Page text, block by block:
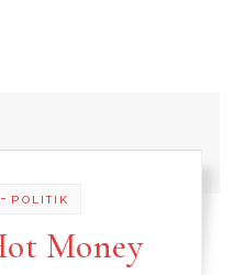
- POLITIK
Money